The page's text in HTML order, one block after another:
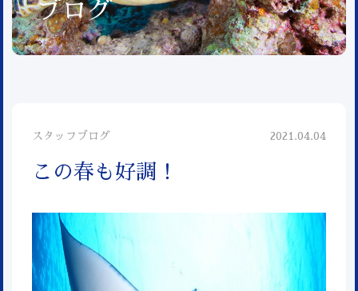
ブログ
スタッフブログ 2021.04.04
この春も好調！